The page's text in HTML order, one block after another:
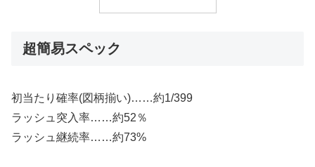
超簡易スペック
初当たり確率(図柄揃い)……約1/399
ラッシュ突入率……約52％
ラッシュ継続率……約73%